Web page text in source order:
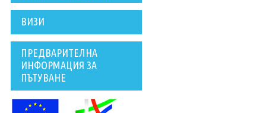
ВИЗИ
ПРЕДВАРИТЕЛНА
ИНФОРМАЦИЯ ЗА
ПЪТУВАНЕ